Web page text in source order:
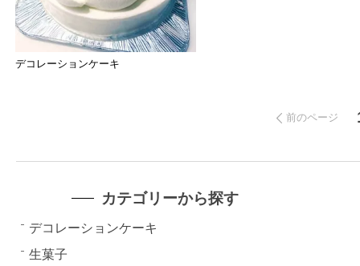
デコレーションケーキ
前のページ
カテゴリーから探す
デコレーションケーキ
生菓子